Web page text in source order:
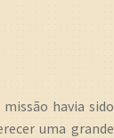
havia sido
uma grande